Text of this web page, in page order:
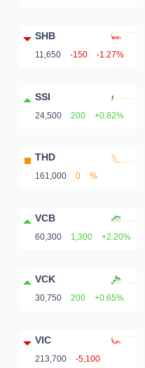
SHB
11,650 -150 -1.27%
SSI
24,500 200 +0.82%
THD
161,000 0 %
VCB
60,300 1,300 +2.20%
VCK
30,750 200 +0.65%
VIC
213,700
-5,100